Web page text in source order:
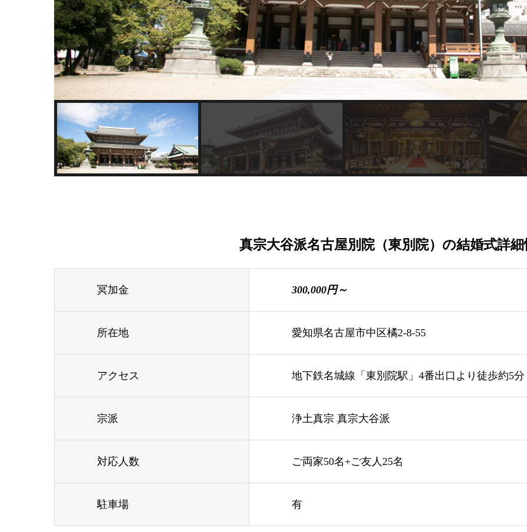
真宗大谷派名古屋別院（東別院）の結婚式詳
冥加金 300,000円～
所在地 愛知県名古屋市中区橘2-8-55
アクセス 地下鉄名城線「東別院駅」4番出口より徒歩約5分
宗派 浄土真宗 真宗大谷派
対応人数 ご両家50名+ご友人25名
駐車場 有